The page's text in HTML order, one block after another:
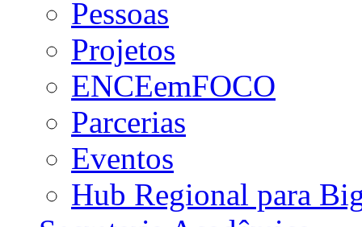
Pessoas
Projetos
ENCEemFOCO
Parcerias
Eventos
Hub Regional para